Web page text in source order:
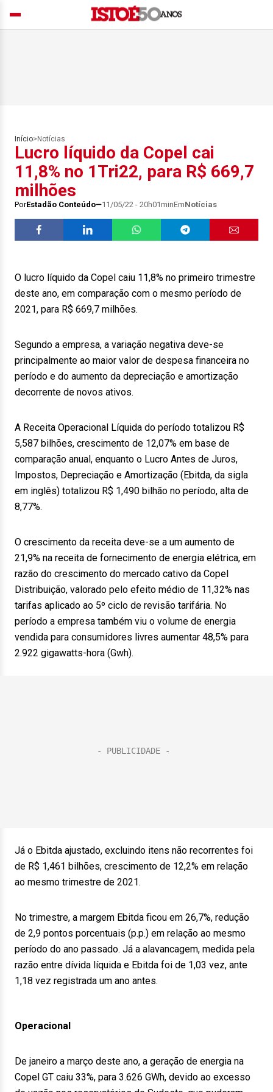
Início> Notícias
Lucro líquido da Copel cai
11,8% no 1Tri22, para R$ 669,7
milhões
PorEstadão Conteúdo 11/05/22 - 20h01minEmNotícias
O lucro líquido da Copel caiu 11,8% no primeiro trimestre
deste ano, em comparação com o mesmo período de
2021, para R$ 669,7 milhões.
Segundo a empresa, a variação negativa deve-se
principalmente ao maior valor de despesa financeira no
período e do aumento da depreciação e amortização
decorrente de novos ativos.
A Receita Operacional Líquida do período totalizou R$
5,587 bilhões, crescimento de 12,07% em base de
comparação anual, enquanto o Lucro Antes de Juros,
Impostos, Depreciação e Amortização (Ebitda, da sigla
em inglês) totalizou R$ 1,490 bilhão no período, alta de
8,77%.
O crescimento da receita deve-se a um aumento de
21,9% na receita de fornecimento de energia elétrica, em
razão do crescimento do mercado cativo da Copel
Distribuição, valorado pelo efeito médio de 11,32% nas
tarifas aplicado ao 5º ciclo de revisão tarifária. No
período a empresa também viu o volume de energia
vendida para consumidores livres aumentar 48,5% para
2.922 gigawatts-hora (Gwh).
Já o Ebitda ajustado, excluindo itens não recorrentes foi
de R$ 1,461 bilhões, crescimento de 12,2% em relação
ao mesmo trimestre de 2021.
No trimestre, a margem Ebitda ficou em 26,7%, redução
de 2,9 pontos porcentuais (p.p.) em relação ao mesmo
período do ano passado. Já a alavancagem, medida pela
razão entre dívida líquida e Ebitda foi de 1,03 vez, ante
1,18 vez registrada um ano antes.
Operacional
De janeiro a março deste ano, a geração de energia na
Copel GT caiu 33%, para 3.626 GWh, devido ao excesso